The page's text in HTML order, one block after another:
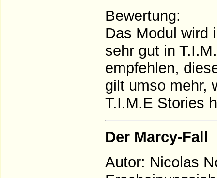
Bewertung:
Das Modul wird
sehr gut in
empfehlen,
gilt umso mehr,
T.I.M.E Stories
Der Marcy-Fall
Autor: Nicolas